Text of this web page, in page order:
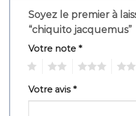
Soyez le premier à
“chiquito jacquemus”
Votre note *
Votre avis*